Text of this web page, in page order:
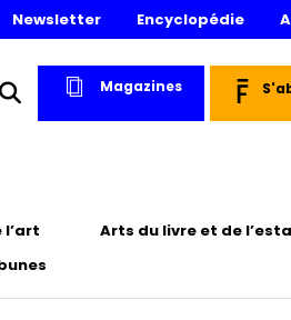
Newsletter Encyclopédie
Magazines
l’art
Arts du livre et de